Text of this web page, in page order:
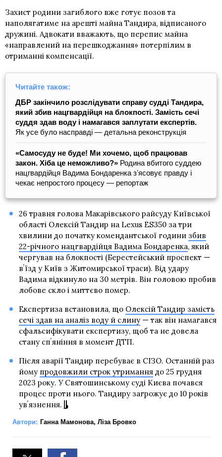
Захист родини загиблого вже готує позов та
наполягатиме на арешті майна Тандира, відписаного
дружині. Адвокати вважають, що перепис майна
«направлений на перешкоджання» потерпілим в
отриманні компенсації.
Читайте також:
ДБР закінчило розслідувати справу судді Тандира,
який збив нацгвардійця на блокпості. Замість сечі
суддя здав воду і намагався заплутати експертів.
Як усе було насправді — детальна реконструкція
«Самосуду не буде! Ми хочемо, щоб працював
закон. Хіба це неможливо?» Родина вбитого суддею
нацгвардійця Вадима Бондаренка зʼясовує правду і
чекає непростого процесу — репортаж
26 травня голова Макарівського райсуду Київської
області Олексій Тандир на Lexus ES350 за три
хвилини до початку комендантської години збив
22-річного нацгвардійця Вадима Бондаренка, який
чергував на блокпості (Берестейський проспект —
вʼїзд у Київ з Житомирської траси). Від удару
Вадима відкинуло на 30 метрів. Він головою пробив
лобове скло і миттєво помер.
Експертиза встановила, що Олексій Тандир замість
сечі здав на аналіз воду й слину— так він намагався
сфальсифікувати експертизу, щоб та не довела
стану спʼяніння в момент ДТП.
Після аварії Тандир перебуває в СІЗО. Останній раз
йому продовжили строк утриманнядо 25 грудня
2023 року. У Святошинському суді Києва почався
процес проти нього. Тандиру загрожує до 10 років
увʼязнення.
Автори: Ганна Мамонова, Ліза Бровко